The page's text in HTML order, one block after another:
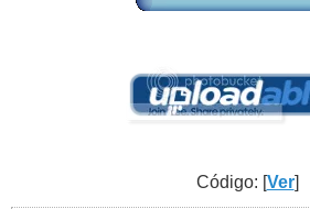
Código: [Ver]